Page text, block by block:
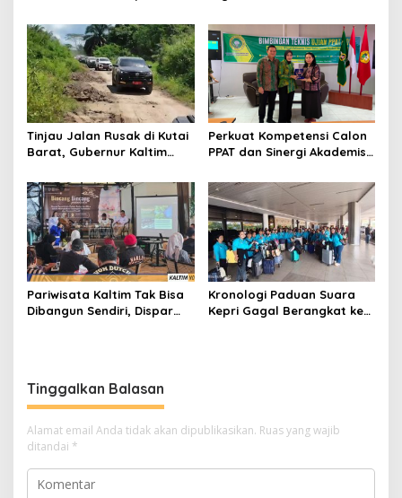
Melenu
Tinjau Jalan Rusak di Kutai
Barat, Gubernur Kaltim
Kilometer
Perkuat Kompetensi Calon
PPAT dan Sinergi Akademis,
Bimtek Ujian PPAT 2026
Pariwisata Kaltim Tak Bisa
Dibangun Sendiri, Dispar
Kronologi Paduan Suara
Kepri Gagal Berangkat ke
Tinggalkan Balasan
Alamat email Anda tidak akan dipublikasikan. Ruas yang wajib
ditandai *